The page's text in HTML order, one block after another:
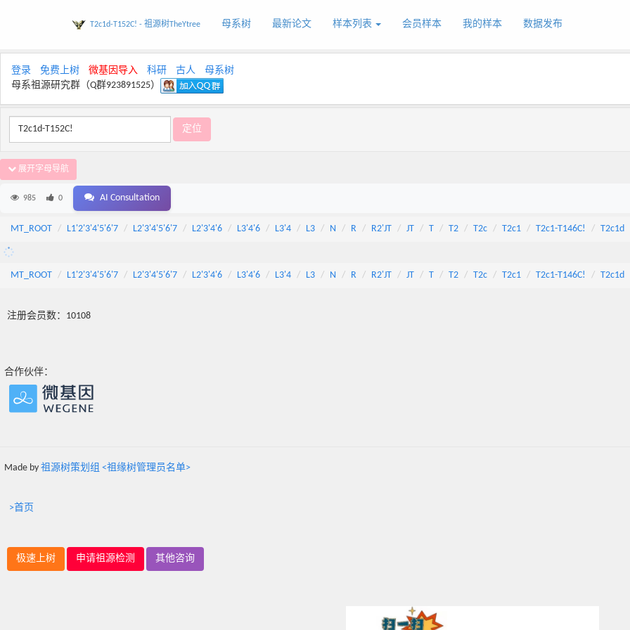
T2c1d-T152C! - 祖源树TheYtree 母系树 最新论文 样本列表 会员样本 我的样本 数据发布
登录 免费上树 微基因导入 科研 古人
母系树
母系祖源研究群（Q群923891525）
展开字母导航
985 0 AI Consultation
MT_ROOT L1'2'3'4'5'6'7 L2'3'4'5'6'7 L2'3'4'6 L3'4'6 L3'4 L3 N R R2'JT JT T T2 T2c T2c1 T2c1-T146C! T2c1d
MT_ROOT L1'2'3'4'5'6'7 L2'3'4'5'6'7 L2'3'4'6 L3'4'6 L3'4 L3 N R R2'JT JT T T2 T2c T2c1 T2c1-T146C! T2c1d
注册会员数：10108
合作伙伴：
Made by 祖源树策划组 <祖缘树管理员名单>
>首页
极速上树 申请祖源检测 其他咨询